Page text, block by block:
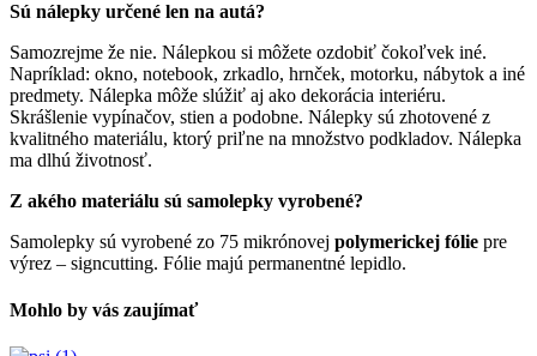
Sú nálepky určené len na autá?
Samozrejme že nie. Nálepkou si môžete ozdobiť čokoľvek iné.
Napríklad: okno, notebook, zrkadlo, hrnček, motorku, nábytok a iné
predmety. Nálepka môže slúžiť aj ako dekorácia interiéru.
Skrášlenie vypínačov, stien a podobne. Nálepky sú zhotovené z
kvalitného materiálu, ktorý priľne na množstvo podkladov. Nálepka
ma dlhú životnosť.
Z akého materiálu sú samolepky vyrobené?
Samolepky sú vyrobené zo 75 mikrónovej polymerickej fólie pre
výrez – signcutting. Fólie majú permanentné lepidlo.
Mohlo by vás zaujímať